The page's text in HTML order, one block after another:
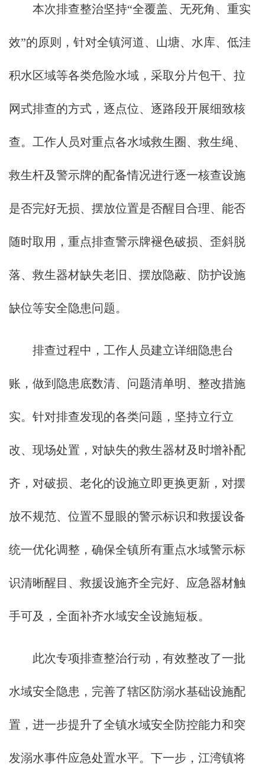
本次排查整治坚持“全覆盖、无死角、重实
效”的原则，针对全镇河道、山塘、水库、低洼
积水区域等各类危险水域，采取分片包干、拉
网式排查的方式，逐点位、逐路段开展细致核
查。工作人员对重点各水域救生圈、救生绳、
救生杆及警示牌的配备情况进行逐一核查设施
是否完好无损、摆放位置是否醒目合理、能否
随时取用，重点排查警示牌褪色破损、歪斜脱
落、救生器材缺失老旧、摆放隐蔽、防护设施
缺位等安全隐患问题。
排查过程中，工作人员建立详细隐患台
账，做到隐患底数清、问题清单明、整改措施
实。针对排查发现的各类问题，坚持立行立
改、现场处置，对缺失的救生器材及时增补配
齐，对破损、老化的设施立即更换更新，对摆
放不规范、位置不显眼的警示标识和救援设备
统一优化调整，确保全镇所有重点水域警示标
识清晰醒目、救援设施齐全完好、应急器材触
手可及，全面补齐水域安全设施短板。
此次专项排查整治行动，有效整改了一批
水域安全隐患，完善了辖区防溺水基础设施配
置，进一步提升了全镇水域安全防控能力和突
发溺水事件应急处置水平。下一步，江湾镇将